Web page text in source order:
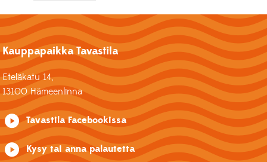
Kauppapaikka Tavastila
Eteläkatu 14,
13100 Hämeenlinna
Tavastila Facebookissa
Kysy tai anna palautetta